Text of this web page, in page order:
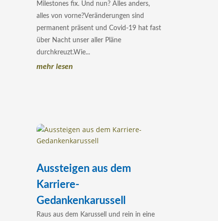
Milestones fix. Und nun? Alles anders,
alles von vorne?Veränderungen sind
permanent präsent und Covid-19 hat fast
über Nacht unser aller Pläne
durchkreuzt.Wie...
mehr lesen
Aussteigen aus dem
Karriere-
Gedankenkarussell
Raus aus dem Karussell und rein in eine